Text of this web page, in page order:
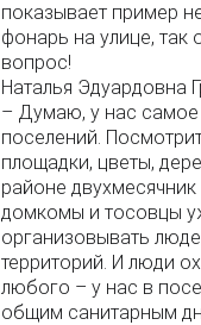
показывает пример
фонарь на улице, так
вопрос!
Наталья Эдуардовна
– Думаю, у нас самое
поселений.
площадки, цветы,
районе
домкомы и тосовцы
организовывать
территорий. И люди
любого – у нас в
общим санитарным